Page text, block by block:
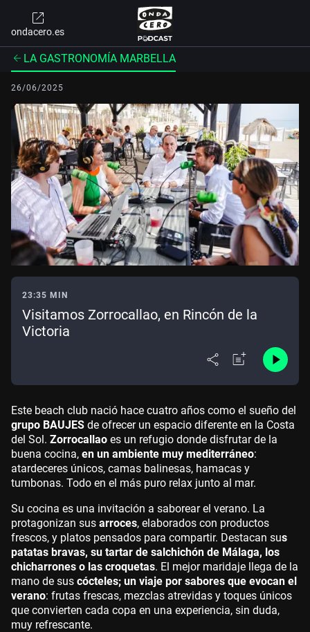
ondacero.es
LA GASTRONOMÍA MARBELLA
26/06/2025
23:35 MIN
Visitamos Zorrocallao, en Rincón de la
Victoria
Este beach club nació hace cuatro años como el sueño del
grupo BAUJES de ofrecer un espacio diferente en la Costa
del Sol. Zorrocallao es un refugio donde disfrutar de la
buena cocina, en un ambiente muy mediterráneo:
atardeceres únicos, camas balinesas, hamacas y
tumbonas. Todo en el más puro relax junto al mar.
Su cocina es una invitación a saborear el verano. La
protagonizan sus arroces, elaborados con productos
frescos, y platos pensados para compartir. Destacan sus
patatas bravas, su tartar de salchichón de Málaga, los
chicharrones o las croquetas. El mejor maridaje llega de la
mano de sus cócteles; un viaje por sabores que evocan el
verano: frutas frescas, mezclas atrevidas y toques únicos
que convierten cada copa en una experiencia, sin duda,
muy refrescante.